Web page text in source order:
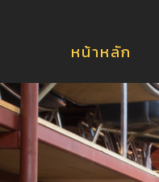
หน้าหลัก